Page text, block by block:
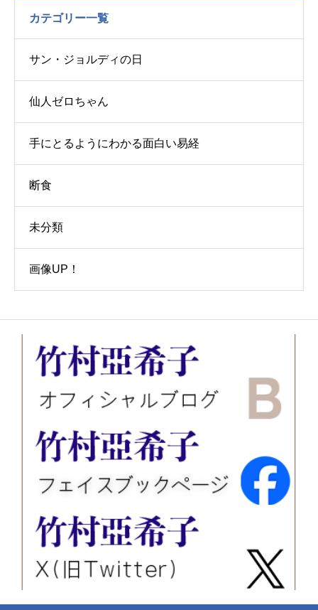
カテゴリー一覧
サン・ジョルディの日
仙人ゼロちゃん
手にとるようにわかる面白い易経
断食
未分類
画像UP！